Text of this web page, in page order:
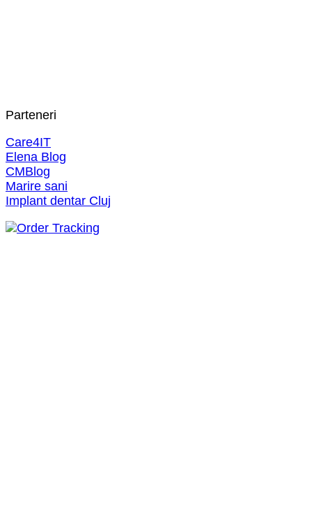
Parteneri
Care4IT
Elena Blog
CMBlog
Marire sani
Implant dentar Cluj